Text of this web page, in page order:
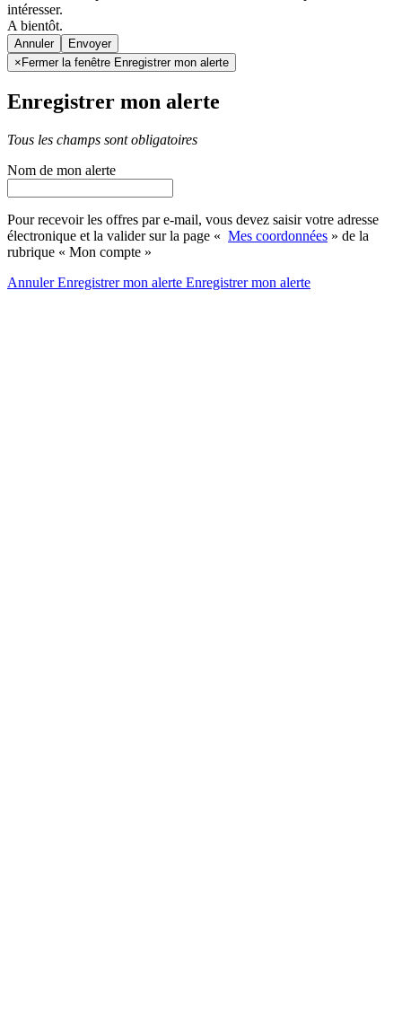
intéresser.
A bientôt.
Annuler
× Fermer la fenêtre Enregistrer mon alerte
Enregistrer mon alerte
Tous les champs sont obligatoires
Nom de mon alerte
Pour recevoir les offres par e-mail, vous devez saisir votre adresse
électronique et la valider sur la page « Mes coordonnées » de la
rubrique « Mon compte »
AnnulerEnregistrer mon alerte Enregistrermon alerte